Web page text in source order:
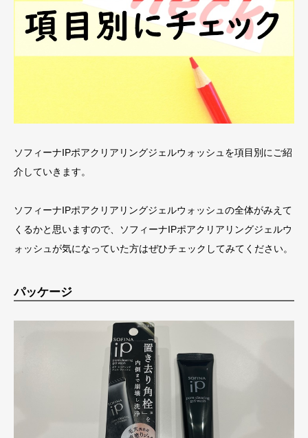
ソフィーナIPポアクリアリングジェルウォッシュを項目別にご紹
介していきます。
ソフィーナIPポアクリアリングジェルウォッシュの全体がみえて
くるかと思いますので、ソフィーナIPポアクリアリングジェルウ
ォッシュが気になっていた方はぜひチェックしてみてください。
パッケージ